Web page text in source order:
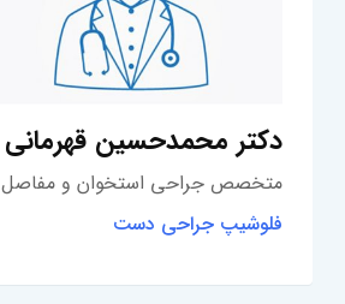
دکتر محمدحسین قهرمانی
متخصص جراحی استخوان و مفاصل
فلوشیپ جراحی دست